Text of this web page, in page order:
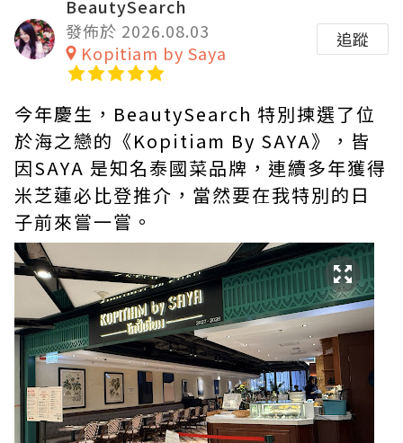
BeautySearch
發佈於 2026.08.03
Kopitiam by Saya
追蹤
今年慶生，BeautySearch 特別揀選了位
於海之戀的《Kopitiam By SAYA》，皆
因SAYA 是知名泰國菜品牌，連續多年獲得
米芝蓮必比登推介，當然要在我特別的日
子前來嘗一嘗。